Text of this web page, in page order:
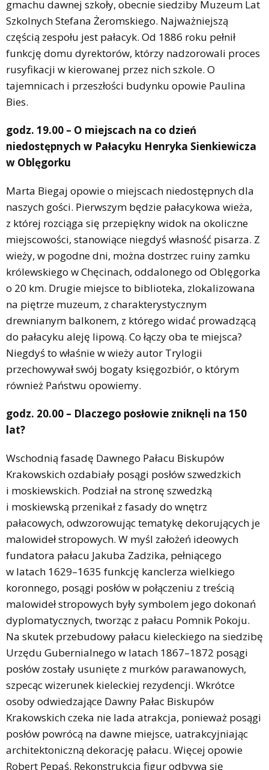
gmachu dawnej szkoły, obecnie siedziby Muzeum Lat
Szkolnych Stefana Żeromskiego. Najważniejszą
częścią zespołu jest pałacyk. Od 1886 roku pełnił
funkcję domu dyrektorów, którzy nadzorowali proces
rusyfikacji w kierowanej przez nich szkole. O
tajemnicach i przeszłości budynku opowie Paulina
Bies.
godz. 19.00 – O miejscach na co dzień
niedostępnych w Pałacyku Henryka Sienkiewicza
w Oblęgorku
Marta Biegaj opowie o miejscach niedostępnych dla
naszych gości. Pierwszym będzie pałacykowa wieża,
z której rozciąga się przepiękny widok na okoliczne
miejscowości, stanowiące niegdyś własność pisarza. Z
wieży, w pogodne dni, można dostrzec ruiny zamku
królewskiego w Chęcinach, oddalonego od Oblęgorka
o 20 km. Drugie miejsce to biblioteka, zlokalizowana
na piętrze muzeum, z charakterystycznym
drewnianym balkonem, z którego widać prowadzącą
do pałacyku aleję lipową. Co łączy oba te miejsca?
Niegdyś to właśnie w wieży autor Trylogii
przechowywał swój bogaty księgozbiór, o którym
również Państwu opowiemy.
godz. 20.00 – Dlaczego posłowie zniknęli na 150
lat?
Wschodnią fasadę Dawnego Pałacu Biskupów
Krakowskich ozdabiały posągi posłów szwedzkich
i moskiewskich. Podział na stronę szwedzką
i moskiewską przenikał z fasady do wnętrz
pałacowych, odwzorowując tematykę dekorujących je
malowideł stropowych. W myśl założeń ideowych
fundatora pałacu Jakuba Zadzika, pełniącego
w latach 1629–1635 funkcję kanclerza wielkiego
koronnego, posągi posłów w połączeniu z treścią
malowideł stropowych były symbolem jego dokonań
dyplomatycznych, tworząc z pałacu Pomnik Pokoju.
Na skutek przebudowy pałacu kieleckiego na siedzibę
Urzędu Gubernialnego w latach 1867–1872 posągi
posłów zostały usunięte z murków parawanowych,
szpecąc wizerunek kieleckiej rezydencji. Wkrótce
osoby odwiedzające Dawny Pałac Biskupów
Krakowskich czeka nie lada atrakcja, ponieważ posągi
posłów powrócą na dawne miejsce, uatrakcyjniając
architektoniczną dekorację pałacu. Więcej opowie
Robert Pepaś. Rekonstrukcja figur odbywa się